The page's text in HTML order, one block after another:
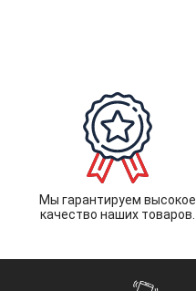
Мы гарантируем высокое
качество наших товаров.